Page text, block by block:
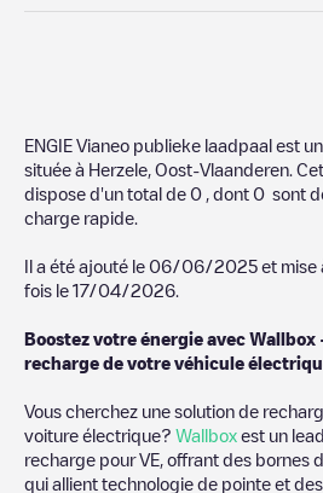
ENGIE Vianeo publieke laadpaal est
située à Herzele Oost-Vlaanderen .
dispose d'un total de 0 , dont 0 sont
charge rapide.
Il a été ajouté le 06/06/2025 et mise
fois le 17/04/2026
Boostez votre énergie avec Wallbox
recharge de votre véhicule
Vous cherchez une solution de
voiture électrique? Wallbox est un
recharge pour VE, offrant des bornes
qui allient technologie de pointe et